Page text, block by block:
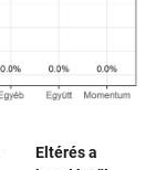
Eltérés a